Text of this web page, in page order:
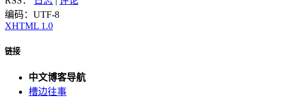
编码：UTF-8
XHTML 1.0
链接
中文博客导航
槽边往事